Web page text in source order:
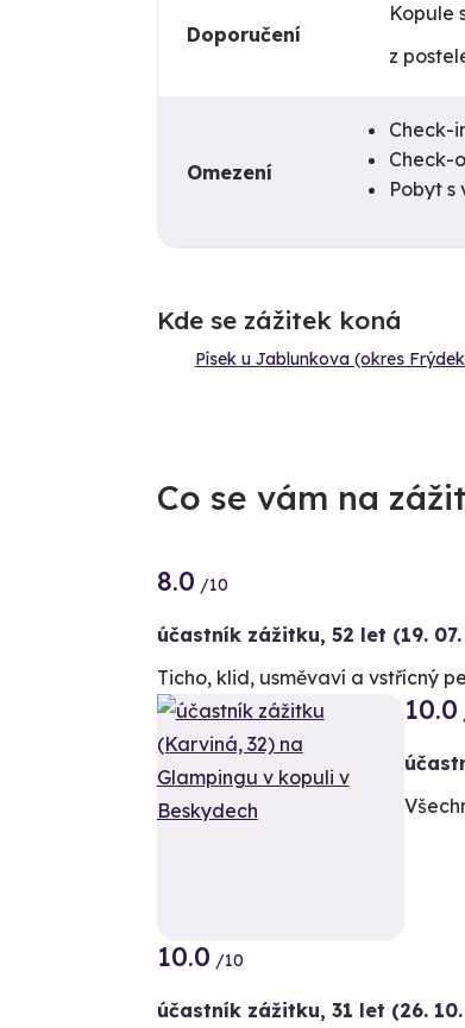
Doporučení
Kopule
z
Omezení
Check-
Check-
Pobyt s
Kde se zážitek koná
Písek u Jablunkova (okres
Co se vám na
8.0 /10
účastník zážitku, 52 let (19.
Ticho, klid, usměvaví a vstřícný
10.0
10.0 /10
účastník zážitku, 31 let (26.